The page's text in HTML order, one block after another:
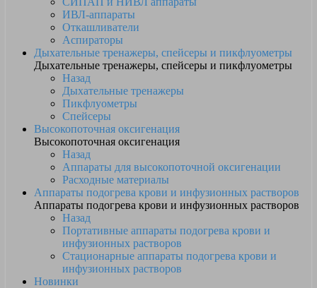
ИВЛ-аппараты
Откашливатели
Аспираторы
Дыхательные тренажеры, спейсеры и пикфлуометры
Дыхательные тренажеры, спейсеры и пикфлуометры
Назад
Дыхательные тренажеры
Пикфлуометры
Спейсеры
Высокопоточная оксигенация
Высокопоточная оксигенация
Назад
Аппараты для высокопоточной оксигенации
Расходные материалы
Аппараты подогрева крови и инфузионных растворов
Аппараты подогрева крови и инфузионных растворов
Назад
Портативные аппараты подогрева крови и
инфузионных растворов
Стационарные аппараты подогрева крови и
инфузионных растворов
Новинки